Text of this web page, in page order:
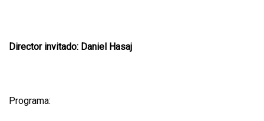
Director invitado: Daniel Hasaj
Programa: